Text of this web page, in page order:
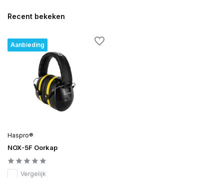
Recent bekeken
Aanbieding
Haspro®
NOX-5F Oorkap
Vergelijk